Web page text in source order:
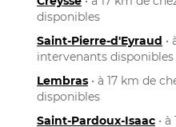
disponibles
Saint-Pierre-d'Eyraud •
intervenants disponibles
Lembras • à 17 km de
disponibles
Saint-Pardoux-Isaac •